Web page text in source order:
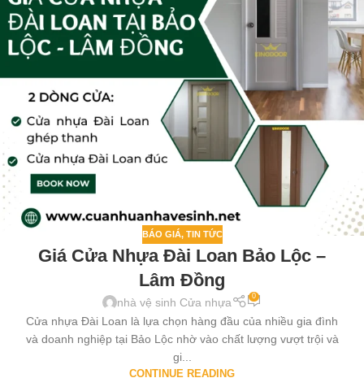
BÁO GIÁ, TIN TỨC
Giá Cửa Nhựa Đài Loan Bảo Lộc –
Lâm Đồng
nhà vệ sinh Cửa nhựa 0
Cửa nhựa Đài Loan là lựa chọn hàng đầu của nhiều gia đình
và doanh nghiệp tại Bảo Lộc nhờ vào chất lượng vượt trội và
gi...
CONTINUE READING